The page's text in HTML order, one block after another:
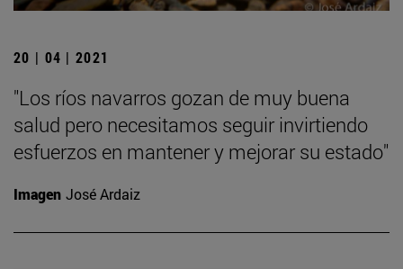
20 | 04 | 2021
"Los ríos navarros gozan de muy buena
salud pero necesitamos seguir invirtiendo
esfuerzos en mantener y mejorar su estado"
Imagen José Ardaiz